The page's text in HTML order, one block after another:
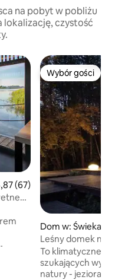
na pobyt w pobliżu
lokalizację, czystość
ocena: 4,87 na 5,
(67)
Wybór gości
Wybór gości
Dom w:
Leśny domek
To klimatyczne
szukających
natury - jeziora (